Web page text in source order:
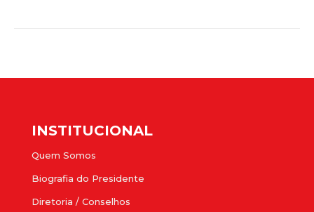
INSTITUCIONAL
Quem Somos
Biografia do Presidente
Diretoria / Conselhos